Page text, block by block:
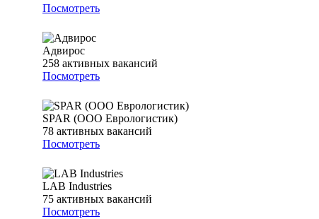
Посмотреть
Адвирос
258 активных вакансий
Посмотреть
SPAR (ООО Еврологистик)
78 активных вакансий
Посмотреть
LAB Industries
75 активных вакансий
Посмотреть